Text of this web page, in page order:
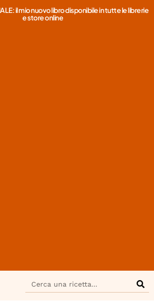
il mio nuovo libro disponibile in tutte le librerie
e store online